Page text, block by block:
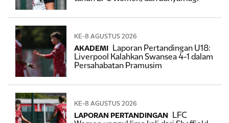
KE-8 AGUSTUS 2026
AKADEMI
Laporan Pertandingan U18:
Liverpool Kalahkan Swansea 4-1 dalam
Persahabatan Pramusim
KE-8 AGUSTUS 2026
LAPORAN PERTANDINGAN
LFC